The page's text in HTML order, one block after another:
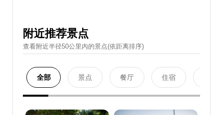
附近推荐景点
查看附近半径50公里內的景点(依距离排序)
全部 景点 餐厅 住宿